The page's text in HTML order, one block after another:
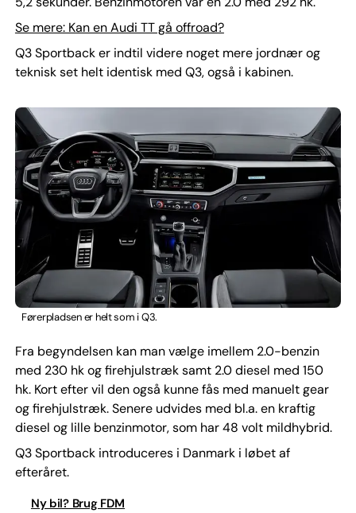
Se mere: Kan en Audi TT gå offroad?
Q3 Sportback er indtil videre noget mere jordnær og
teknisk set helt identisk med Q3, også i kabinen.
Førerpladsen er helt som i Q3.
Fra begyndelsen kan man vælge imellem 2.0-benzin
med 230 hk og firehjulstræk samt 2.0 diesel med 150
hk. Kort efter vil den også kunne fås med manuelt gear
og firehjulstræk. Senere udvides med bl.a. en kraftig
diesel og lille benzinmotor, som har 48 volt mildhybrid.
Q3 Sportback introduceres i Danmark i løbet af
efteråret.
Ny bil? Brug FDM